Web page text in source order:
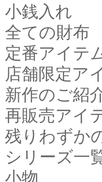
小銭入れ
全ての財布
定番アイテ
店舗限定ア
新作のご紹
再販売アイ
残りわずか
シリーズ一
小物